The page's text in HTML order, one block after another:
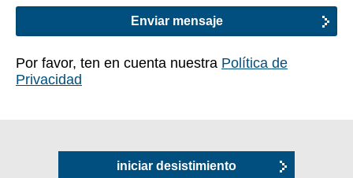
Por favor, ten en cuenta nuestra Política de
Privacidad
iniciar desistimiento